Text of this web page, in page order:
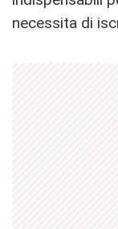
necessita di